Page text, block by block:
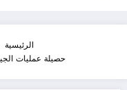
الرئيسية
حصيلة عمليات